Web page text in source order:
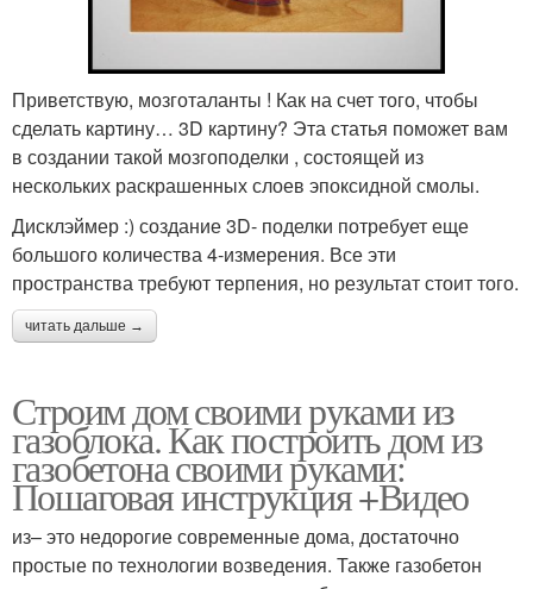
Приветствую, мозготаланты ! Как на счет того, чтобы
сделать картину… 3D картину? Эта статья поможет вам
в создании такой мозгоподелки , состоящей из
нескольких раскрашенных слоев эпоксидной смолы.
Дисклэймер :) создание 3D- поделки потребует еще
большого количества 4-измерения. Все эти
пространства требуют терпения, но результат стоит того.
читать дальше →
Строим дом своими руками из
газоблока. Как построить дом из
газобетона своими руками:
Пошаговая инструкция +Видео
из– это недорогие современные дома, достаточно
простые по технологии возведения. Также газобетон